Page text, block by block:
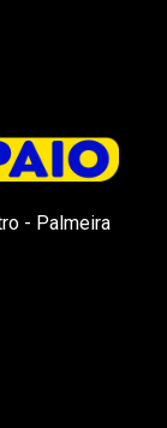
- Palmeira